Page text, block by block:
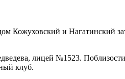
Кожуховский и Нагатинский
лицей №1523. Поблизости
клуб.